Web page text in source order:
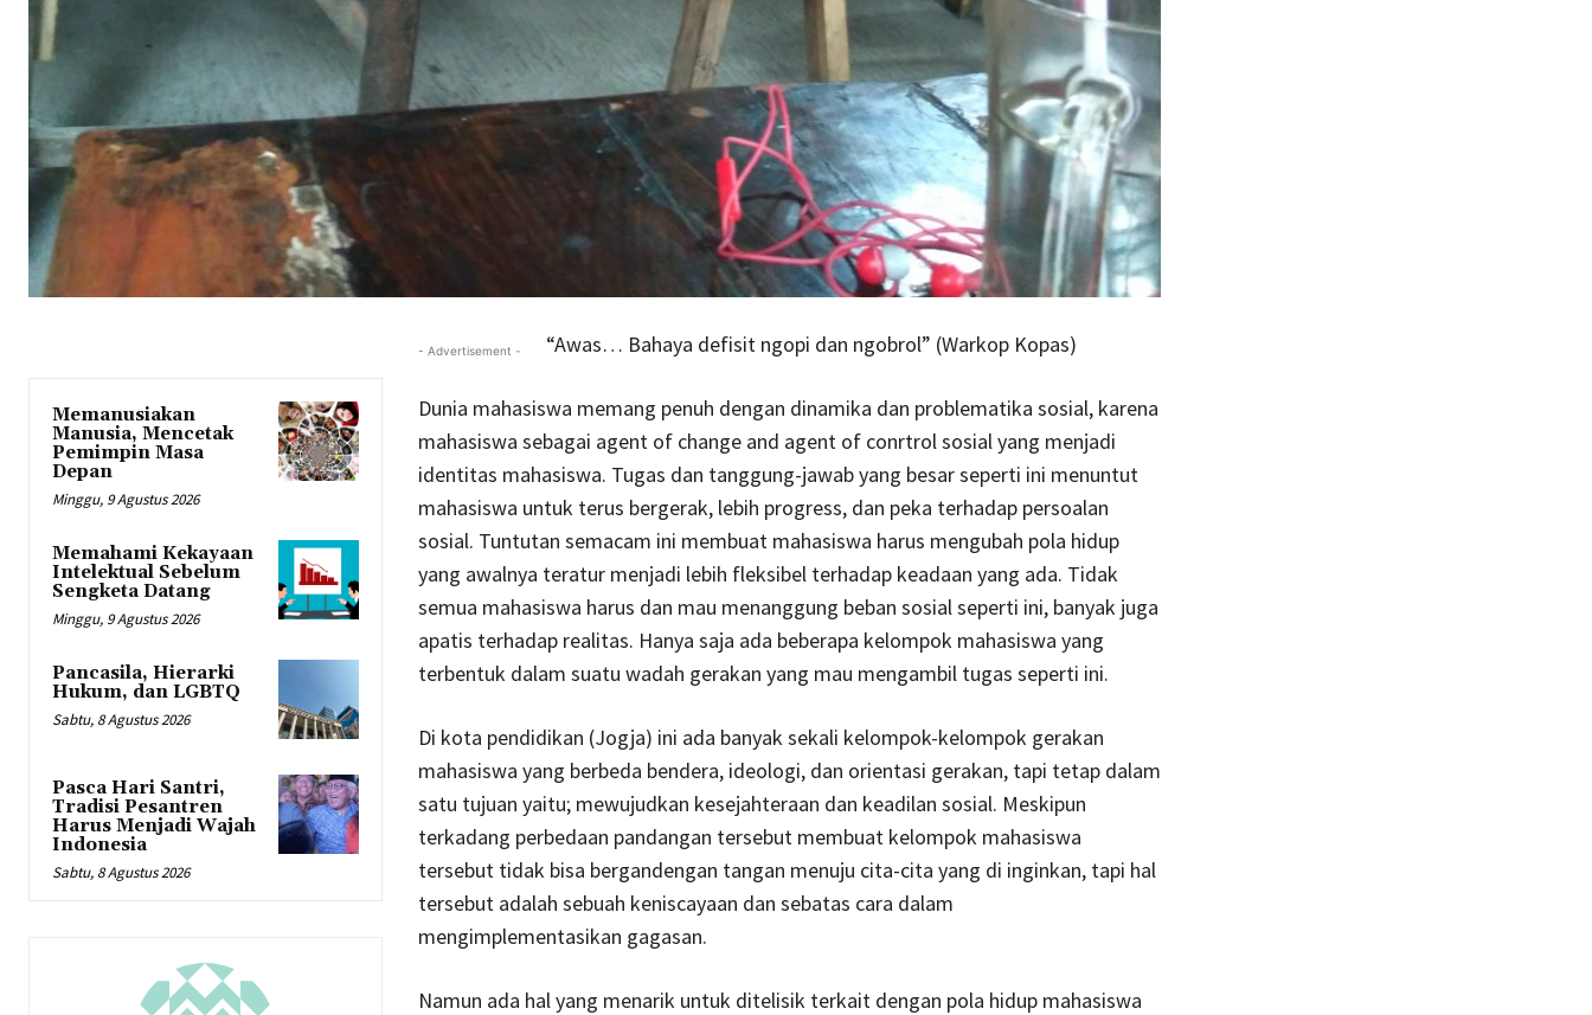
Memanusiakan
Manusia, Mencetak
Pemimpin Masa
Depan
Minggu, 9 Agustus 2026
Memahami Kekayaan
Intelektual Sebelum
Sengketa Datang
Minggu, 9 Agustus 2026
Pancasila, Hierarki
Hukum, dan LGBTQ
Sabtu, 8 Agustus 2026
Pasca Hari Santri,
Tradisi Pesantren
Harus Menjadi Wajah
Indonesia
Sabtu, 8 Agustus 2026
- Advertisement - “Awas… Bahaya defisit ngopi dan ngobrol” (Warkop Kopas)
Dunia mahasiswa memang penuh dengan dinamika dan problematika sosial, karena
mahasiswa sebagai agent of change and agent of conrtrol sosial yang menjadi
identitas mahasiswa. Tugas dan tanggung-jawab yang besar seperti ini menuntut
mahasiswa untuk terus bergerak, lebih progress, dan peka terhadap persoalan
sosial. Tuntutan semacam ini membuat mahasiswa harus mengubah pola hidup
yang awalnya teratur menjadi lebih fleksibel terhadap keadaan yang ada. Tidak
semua mahasiswa harus dan mau menanggung beban sosial seperti ini, banyak juga
apatis terhadap realitas. Hanya saja ada beberapa kelompok mahasiswa yang
terbentuk dalam suatu wadah gerakan yang mau mengambil tugas seperti ini.
Di kota pendidikan (Jogja) ini ada banyak sekali kelompok-kelompok gerakan
mahasiswa yang berbeda bendera, ideologi, dan orientasi gerakan, tapi tetap dalam
satu tujuan yaitu; mewujudkan kesejahteraan dan keadilan sosial. Meskipun
terkadang perbedaan pandangan tersebut membuat kelompok mahasiswa
tersebut tidak bisa bergandengan tangan menuju cita-cita yang di inginkan, tapi hal
tersebut adalah sebuah keniscayaan dan sebatas cara dalam
mengimplementasikan gagasan.
Namun ada hal yang menarik untuk ditelisik terkait dengan pola hidup mahasiswa